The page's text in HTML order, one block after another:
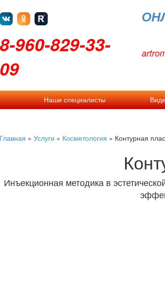
8-960-829-33-
09
Наши специалисты
Главная » Услуги » Косметология » Контурная
Инъекционная методика в